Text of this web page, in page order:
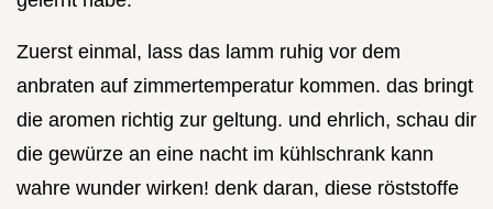
Zuerst einmal, lass das lamm ruhig vor dem
anbraten auf zimmertemperatur kommen. das bringt
die aromen richtig zur geltung. und ehrlich, schau dir
die gewürze an eine nacht im kühlschrank kann
wahre wunder wirken! denk daran, diese röststoffe